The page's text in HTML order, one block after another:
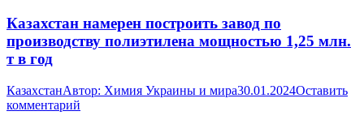
Казахстан намерен построить завод по
производству полиэтилена мощностью 1,25 млн.
т в год
КазахстанАвтор: Химия Украины и мира30.01.2024Оставить
комментарий